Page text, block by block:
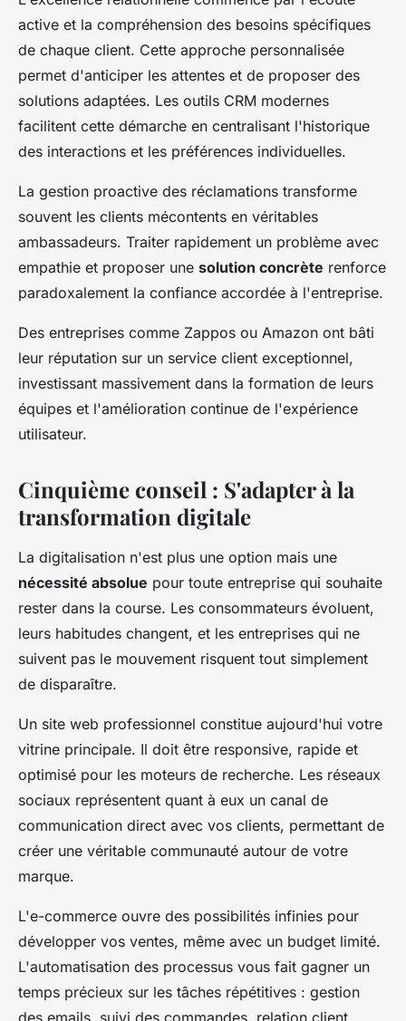
active et la compréhension des besoins spécifiques
de chaque client. Cette approche personnalisée
permet d'anticiper les attentes et de proposer des
solutions adaptées. Les outils CRM modernes
facilitent cette démarche en centralisant l'historique
des interactions et les préférences individuelles.
La gestion proactive des réclamations transforme
souvent les clients mécontents en véritables
ambassadeurs. Traiter rapidement un problème avec
empathie et proposer une solution concrète renforce
paradoxalement la confiance accordée à l'entreprise.
Des entreprises comme Zappos ou Amazon ont bâti
leur réputation sur un service client exceptionnel,
investissant massivement dans la formation de leurs
équipes et l'amélioration continue de l'expérience
utilisateur.
Cinquième conseil : S'adapter à la
transformation digitale
La digitalisation n'est plus une option mais une
nécessité absolue pour toute entreprise qui souhaite
rester dans la course. Les consommateurs évoluent,
leurs habitudes changent, et les entreprises qui ne
suivent pas le mouvement risquent tout simplement
de disparaître.
Un site web professionnel constitue aujourd'hui votre
vitrine principale. Il doit être responsive, rapide et
optimisé pour les moteurs de recherche. Les réseaux
sociaux représentent quant à eux un canal de
communication direct avec vos clients, permettant de
créer une véritable communauté autour de votre
marque.
L'e-commerce ouvre des possibilités infinies pour
développer vos ventes, même avec un budget limité.
L'automatisation des processus vous fait gagner un
temps précieux sur les tâches répétitives : gestion